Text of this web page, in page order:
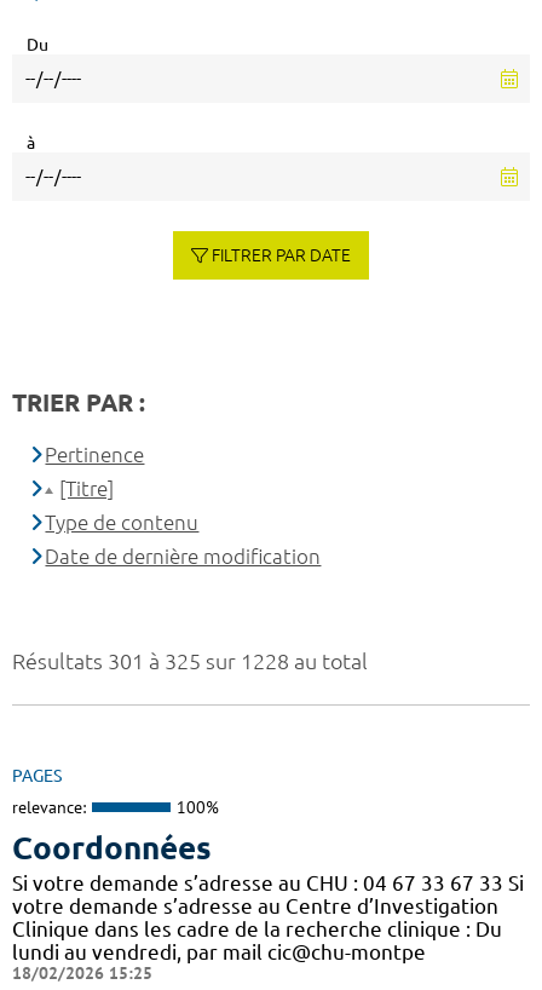
Résultats 301 à 325 sur 1228 au total
PAGES
relevance: 100%
Coordonnées
Si votre demande s’adresse au CHU : 04 67 33 67 33 Si
votre demande s’adresse au Centre d’Investigation
Clinique dans les cadre de la recherche clinique : Du
lundi au vendredi, par mail cic@chu-montpe
18/02/2026 15:25
Du
à
FILTRER PAR DATE
TRIER PAR :
Pertinence
[Titre]
Type de contenu
Date de dernière modification